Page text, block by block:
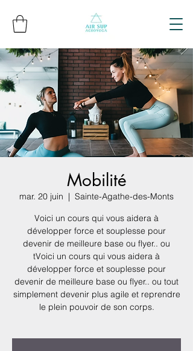
Mobilité
mar. 20 juin
  |
Sainte-Agathe-des-Monts
Voici un cours qui vous aidera à
développer force et souplesse pour
devenir de meilleure base ou flyer.. ou
tVoici un cours qui vous aidera à
développer force et souplesse pour
devenir de meilleure base ou flyer.. ou tout
simplement devenir plus agile et reprendre
le plein pouvoir de son corps.